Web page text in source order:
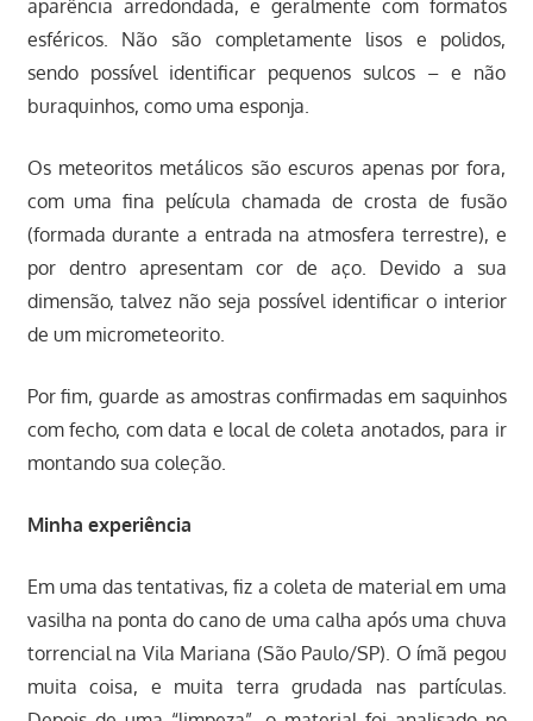
aparência arredondada, e geralmente com formatos
esféricos. Não são completamente lisos e polidos,
sendo possível identificar pequenos sulcos – e não
buraquinhos, como uma esponja.
Os meteoritos metálicos são escuros apenas por fora,
com uma fina película chamada de crosta de fusão
(formada durante a entrada na atmosfera terrestre), e
por dentro apresentam cor de aço. Devido a sua
dimensão, talvez não seja possível identificar o interior
de um micrometeorito.
Por fim, guarde as amostras confirmadas em saquinhos
com fecho, com data e local de coleta anotados, para ir
montando sua coleção.
Minha experiência
Em uma das tentativas, fiz a coleta de material em uma
vasilha na ponta do cano de uma calha após uma chuva
torrencial na Vila Mariana (São Paulo/SP). O ímã pegou
muita coisa, e muita terra grudada nas partículas.